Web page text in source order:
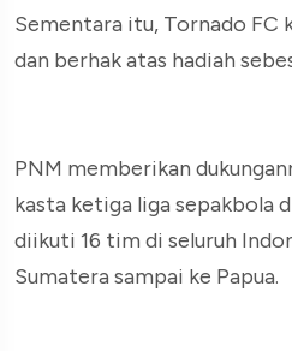
Sementara itu, Tornado FC
dan berhak atas hadiah
PNM memberikan
kasta ketiga liga sepakbola
diikuti 16 tim di seluruh
Sumatera sampai ke Papua.